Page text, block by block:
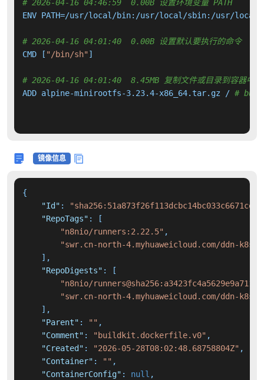
# 2026-04-16 04:46:59  0.00B 设置环境变量 PATH
ENV PATH=/usr/local/bin:/usr/local/sbin:/usr/
# 2026-04-16 04:01:40  0.00B 设置默认要执行的命令
CMD [ "/bin/sh" ]
# 2026-04-16 04:01:40  8.45MB 复制文件或目录到容器中
ADD alpine-minirootfs-3.23.4-x86_64.tar.gz / #
镜像信息
{
"Id" :
"RepoTags" :
[
"n8nio/runners:2.22.5" ,
"swr.cn-north-4.myhuaweicloud.com/ddn-
] ,
"RepoDigests" :
[
"n8nio/
"swr.cn-north-4.myhuaweicloud.com/ddn-k8s/
] ,
"Parent" : "" ,
"Comment" : "buildkit.dockerfile.v0" ,
"Created" : "2026-05-28T08:02:48.68758804Z" ,
"Container" : "" ,
"ContainerConfig" : null ,